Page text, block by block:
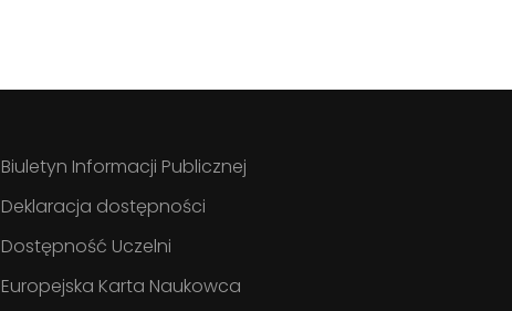
Biuletyn Informacji Publicznej
Deklaracja dostępności
Dostępność Uczelni
Europejska Karta Naukowca